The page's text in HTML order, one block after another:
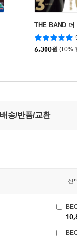
THE BAND 더
6,300원 (10%
배송/반품/교환
선